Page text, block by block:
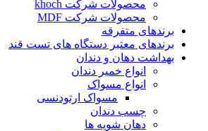
محصولات شرکت khoch
محصولات شرکت MDF
برندهای متفرقه
برندهای معتبر دستگاه های تست قند
بهداشت دهان و دندان
انواع خمیر دندان
انواع مسواک
مسواک ارتودنسی
چسب دندان
دهان شویه ها